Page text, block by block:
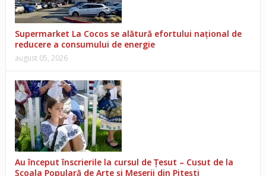
Supermarket La Cocos se alătură efortului național de
reducere a consumului de energie
august 05, 2026
Au început înscrierile la cursul de Țesut – Cusut de la
Școala Populară de Arte și Meserii din Pitești